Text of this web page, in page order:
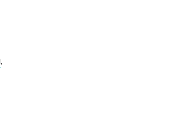
,